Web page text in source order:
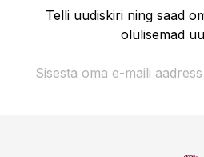
Telli uudiskiri ning saad
olulisemad